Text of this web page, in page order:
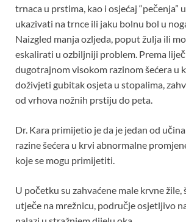
trnaca u prstima, kao i osjećaj “pečenja”
ukazivati ​​na trnce ili jaku bolnu bol u
Naizgled manja ozljeda, poput žulja ili
eskalirati u ozbiljniji problem. Prema
dugotrajnom visokom razinom šećera u
doživjeti gubitak osjeta u stopalima,
od vrhova nožnih prstiju do peta.
Dr. Kara primijetio je da je jedan od
razine šećera u krvi abnormalne
koje se mogu primijetiti.
U početku su zahvaćene male krvne žile,
utječe na mrežnicu, područje osjetljivo